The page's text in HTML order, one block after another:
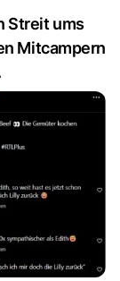
Streit ums
Mitcampern